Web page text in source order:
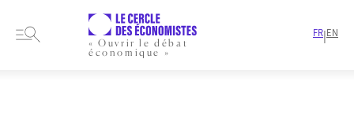
« Ouvrir le débat
économique »
FR|EN